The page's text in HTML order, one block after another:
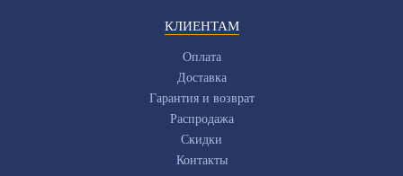
КЛИЕНТАМ
Оплата
Доставка
Гарантия и возврат
Распродажа
Скидки
Контакты